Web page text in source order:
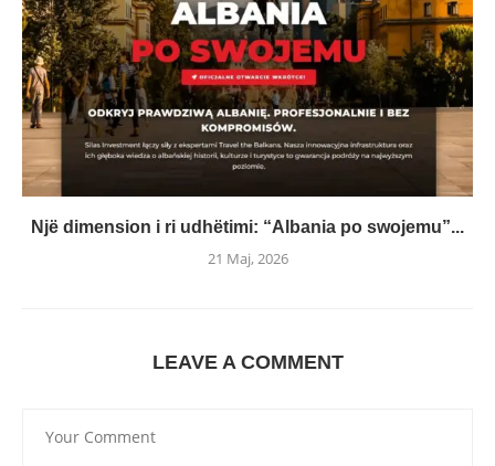
Një dimension i ri udhëtimi: “Albania po swojemu”...
21 Maj, 2026
LEAVE A COMMENT